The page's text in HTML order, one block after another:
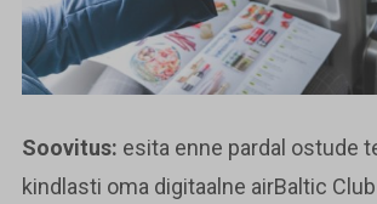
Soovitus: esita enne pardal ostude
kindlasti oma digitaalne airBaltic